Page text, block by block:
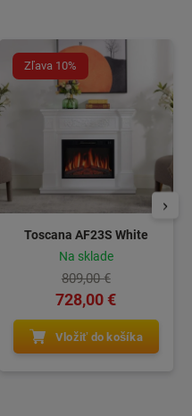
Zľava 10%
Toscana AF23S White
Na sklade
809,00 €
728,00 €
Vložiť do košíka